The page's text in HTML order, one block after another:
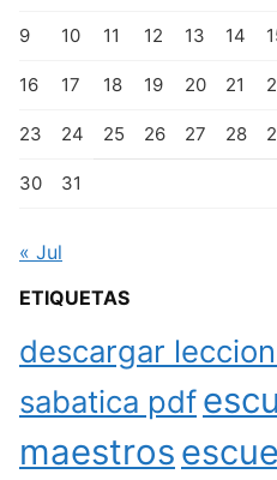
9 10 11 12 13 14
16 17 18 19 20 21
23 24 25 26 27 28
30 31
« Jul
ETIQUETAS
descargar
sabatica pdf
maestros